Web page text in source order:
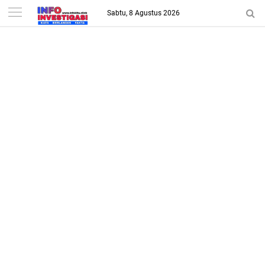
-->
Sabtu, 8 Agustus 2026